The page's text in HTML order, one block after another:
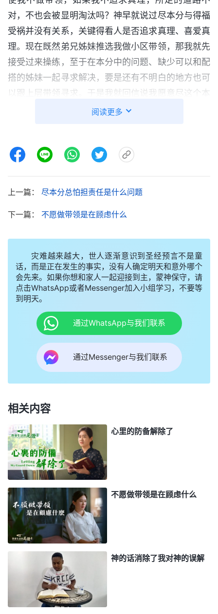
对，不也会被显明淘汰吗？神早就说过尽本分与得福
受祸并没有关系，关键得看人是否追求真理、喜爱真
理。现在既然弟兄姊妹推选我做小区带领，那我就先
接受过来操练，至于在本分中的问题、缺少可以和配
搭的姊妹一起寻求解决，要是还有不明白的地方也可
以跟上层带领寻求。于是我就回信说我愿意尽这个本
分，当我这样实行的时候心里感到平安踏实。
领的背后》，视频中有一段神的话很符合我的情形。
全能神
说：“
就一次简单的本分调整，人应该有顺服
的心态，神家让做什么就做什么，自己能做什么就做
什么，不管做什么都力所能及地做好，尽上全心、全
力，神作的没错，就这么简单的真理有点良心理智的
整，敌基督会立刻讲理、诡辩、反抗，心里不服，他
心里所存的是什么？猜忌、怀疑，然后就是用各种方
式试探，……他为什么能把一件简单的事搞得那么复
杂呢？原因只有一个：敌基督从来就不会顺服神家的
安排，他把自己的本分、名利地位始终与得福的希
望、以后的归宿紧紧联系在一起，好像他的名誉地位
一失去，得福得赏赐的希望就没有了，就等于要了他
的命了。他认为，‘我得小心，可不能大意啊！神
家、弟兄姊妹、带领工人甚至神都不可靠，都不是我
信靠的对象。人最可靠的、最值得信赖的就是自己，
虑你的前途呢？谁还能考虑你以后是否得福呢？所以
我得为自己精心地筹划、精心地算计，不能失误，不
能有一丁点儿的马虎，否则被利用了怎么办？’所以
他就防备神家的带领工人，害怕人分辨看透他之后撤
换他，坏了他得福的梦，他认为必须得保住名誉地
位，这样才有得福的希望。敌基督把得福看得比天大
比命大，比追求真理比性情变化都重要，比人蒙拯救
重要，比尽好本分做合格的受造之物更重要。他认为
做合格的受造之物、尽好本分、蒙拯救那都是小事，
不值得一提，不足挂齿，唯独得福这是一生永远都不
能忘记的事，无论临到什么大事小情都与得福挂钩，
都要小心谨慎为自己留后路。
督・第十二条 没有地位或没有得福的希望就想退去》
阅读更多
上一篇： 尽本分总怕担责任是什么问题
下一篇： 不愿做带领是在顾虑什么
灾难越来越大，世人逐渐意识到圣经预言不是童
话，而是正在发生的事实，没有人确定明天和意外哪个
会先来。如果你想和家人一起迎接到主，蒙神保守，请
点击WhatsApp或者Messenger加入小组学习，不要等
到明天。
通过WhatsApp与我们联系
通过Messenger与我们联系
相关内容
心里的防备解除了
不愿做带领是在顾虑什么
神的话消除了我对神的误解